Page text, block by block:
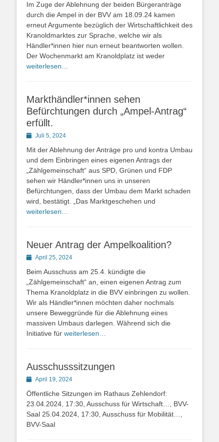
Im Zuge der Ablehnung der beiden Bürgeranträge
durch die Ampel in der BVV am 18.09.24 kamen
erneut Argumente bezüglich der Wirtschaftlichkeit des
Kranoldmarktes zur Sprache, welche wir als
Händler*innen hier nun erneut beantworten wollen.
Der Wochenmarkt am Kranoldplatz ist weder
weiterlesen…
Markthändler*innen sehen
Befürchtungen durch „Ampel-Antrag“
erfüllt.
PostedJuli 5, 2024
Mit der Ablehnung der Anträge pro und kontra Umbau
und dem Einbringen eines eigenen Antrags der
„Zählgemeinschaft“ aus SPD, Grünen und FDP
sehen wir Händler*innen uns in unseren
Befürchtungen, dass der Umbau dem Markt schaden
wird, bestätigt. „Das Marktgeschehen und
weiterlesen…
Neuer Antrag der Ampelkoalition?
PostedApril 25, 2024
Beim Ausschuss am 25.4. kündigte die
„Zählgemeinschaft“ an, einen eigenen Antrag zum
Thema Kranoldplatz in die BVV einbringen zu wollen.
Wir als Händler*innen möchten daher nochmals
unsere Beweggründe für die Ablehnung eines
massiven Umbaus darlegen. Während sich die
Initiative für weiterlesen…
Ausschusssitzungen
PostedApril 19, 2024
Öffentliche Sitzungen im Rathaus Zehlendorf:
23.04.2024, 17:30, Ausschuss für Wirtschaft…, BVV-
Saal 25.04.2024, 17:30, Ausschuss für Mobilität…,
BVV-Saal